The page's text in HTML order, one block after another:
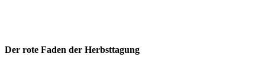
Der rote Faden der Herbsttagung